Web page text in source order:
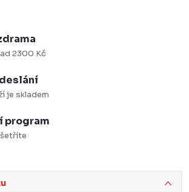
2300 Kč
je skladem
program